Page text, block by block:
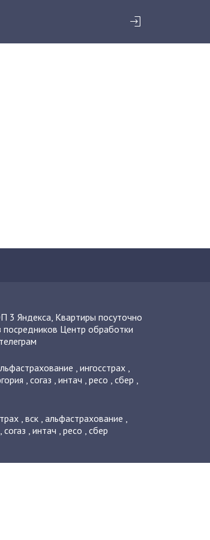
3 Яндекса, Квартиры посуточно
Центр обработки
, ингосстрах,
, согаз , интач , ресо , сбер ,
, вск, альфастрахование ,
согаз , интач , ресо , сбер